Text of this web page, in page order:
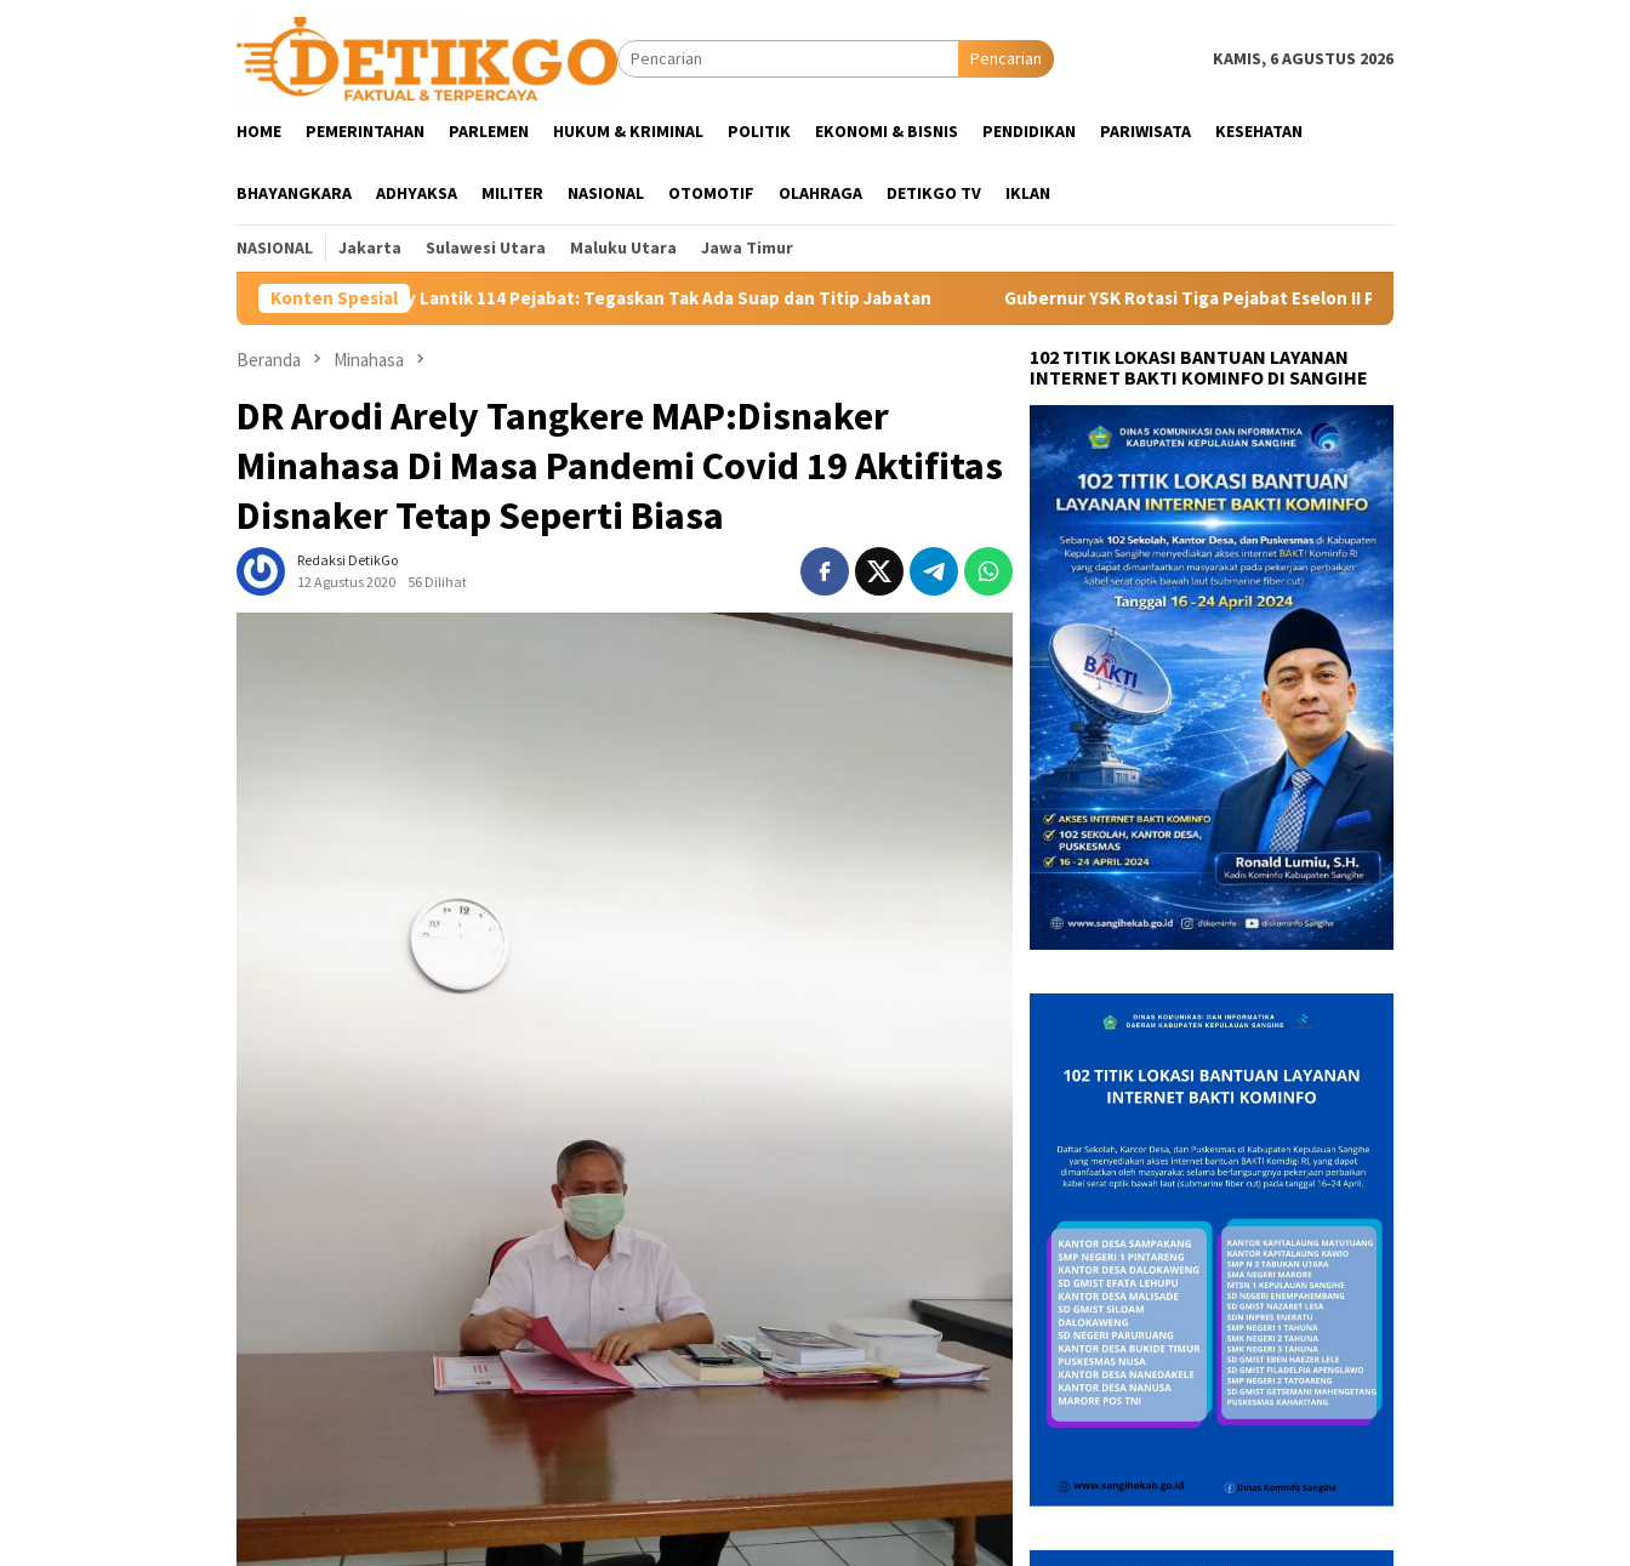
Pencarian KAMIS, 6 AGUSTUS 2026
HOME PEMERINTAHAN PARLEMEN HUKUM & KRIMINAL POLITIK EKONOMI & BISNIS PENDIDIKAN PARIWISATA KESEHATAN
BHAYANGKARA ADHYAKSA MILITER NASIONAL OTOMOTIF OLAHRAGA DETIKGO TV IKLAN
NASIONAL Jakarta Sulawesi Utara Maluku Utara Jawa Timur
Konten Spesial
Robby Dondokambey Lantik 114 Pejabat: Tegaskan Tak Ada Suap dan Titip Jabatan Gubernur YSK Rotasi Tiga Pejabat Eselon II Pemprov Sulut, Tekankan Kinerja dan Optimalisasi Aset
Beranda Minahasa
DR Arodi Arely Tangkere MAP:Disnaker
Minahasa Di Masa Pandemi Covid 19 Aktifitas
Disnaker Tetap Seperti Biasa
Redaksi DetikGo
12 Agustus 2020
56 Dilihat
102 TITIK LOKASI BANTUAN LAYANAN
INTERNET BAKTI KOMINFO DI SANGIHE